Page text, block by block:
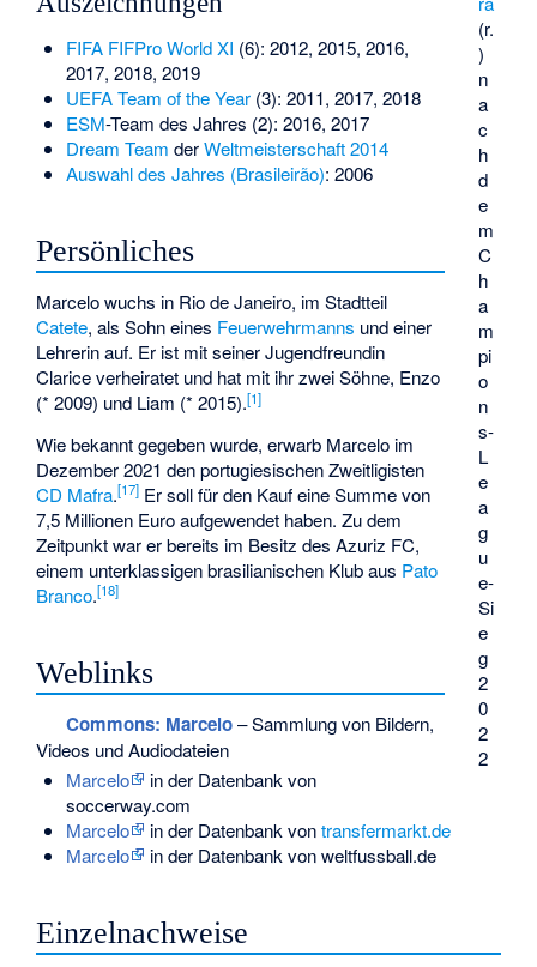
(r.
)
n
a
c
h
d
e
m
C
h
a
m
pi
o
n
s-
L
e
a
g
u
e-
Si
e
g
2
0
2
2
FIFA FIFPro World XI (6): 2012, 2015, 2016,
2017, 2018, 2019
UEFA Team of the Year(3): 2011, 2017, 2018
ESM-Team des Jahres (2): 2016, 2017
Dream Team derWeltmeisterschaft 2014
Auswahl des Jahres (Brasileirão): 2006
Persönliches
Marcelo wuchs in Rio de Janeiro, im Stadtteil
Catete, als Sohn eines Feuerwehrmanns und einer
Lehrerin auf. Er ist mit seiner Jugendfreundin
Clarice verheiratet und hat mit ihr zwei Söhne, Enzo
(* 2009) und Liam (* 2015).[1]
Wie bekannt gegeben wurde, erwarb Marcelo im
Dezember 2021 den portugiesischen Zweitligisten
CD Mafra.[17] Er soll für den Kauf eine Summe von
7,5 Millionen Euro aufgewendet haben. Zu dem
Zeitpunkt war er bereits im Besitz desAzuriz FC,
einem unterklassigen brasilianischen Klub aus Pato
Branco.[18]
Weblinks
Commons: Marcelo– Sammlung von Bildern,
Videos und Audiodateien
Marcelo
in der Datenbank von
soccerway.com
Marcelo
in der Datenbank vontransfermarkt.de
Marcelo
in der Datenbank von weltfussball.de
Einzelnachweise